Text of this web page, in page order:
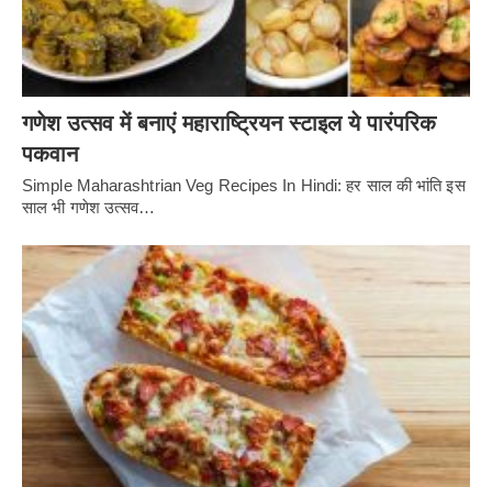
गणेश उत्सव में बनाएं महाराष्ट्रियन स्टाइल ये पारंपरिक
पकवान
Simple Maharashtrian Veg Recipes In Hindi: हर साल की भांति इस
साल भी गणेश उत्सव…